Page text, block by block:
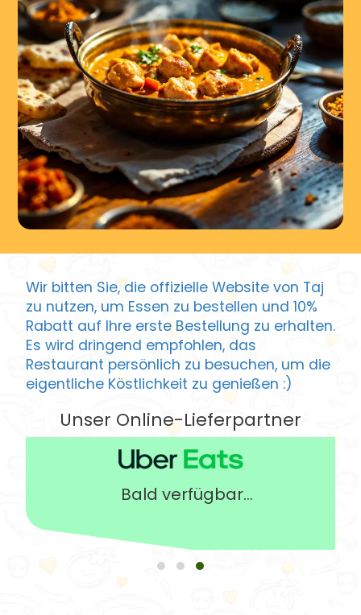
Wir bitten Sie, die offizielle Website von Taj
zu nutzen, um Essen zu bestellen und 10%
Rabatt auf Ihre erste Bestellung zu erhalten.
Es wird dringend empfohlen, das
Restaurant persönlich zu besuchen, um die
eigentliche Köstlichkeit zu genießen :)
Unser Online-Lieferpartner
Bald verfügbar...